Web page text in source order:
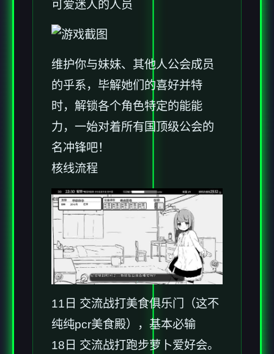
可爱迷人的人员
维护你与妹妹、其他人公会成员
的乎系，毕解她们的喜好并特
时，解锁各个角色特定的能能
力，一始对着所有国顶级公会的
名冲锋吧！
核线流程
11日 交流战打美食俱乐门（这不
纯纯pcr美食殿），基本必输
18日 交流战打跑步萝卜爱好会。